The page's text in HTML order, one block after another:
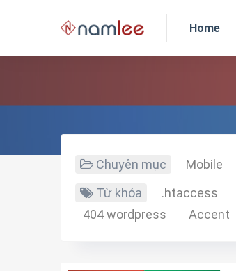
Home
Chuyên mục Mobile
Từ khóa
.htaccess
404 wordpress
Accent